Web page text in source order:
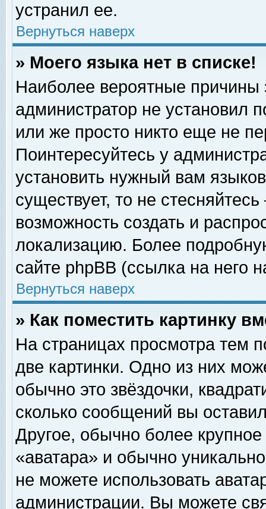
устранил ее.
Вернуться наверх
» Моего языка нет в списке!
Наиболее вероятные причины
администратор не установил
или же просто никто еще не
Поинтересуйтесь у
установить нужный вам
существует, то не
возможность создать и
локализацию. Более
сайте phpBB (ссылка на него
Вернуться наверх
» Как поместить картинку
На страницах просмотра тем
две картинки. Одно из них
обычно это звёздочки,
сколько сообщений вы
Другое, обычно более
«аватара» и обычно
не можете использовать
администрации. Вы можете